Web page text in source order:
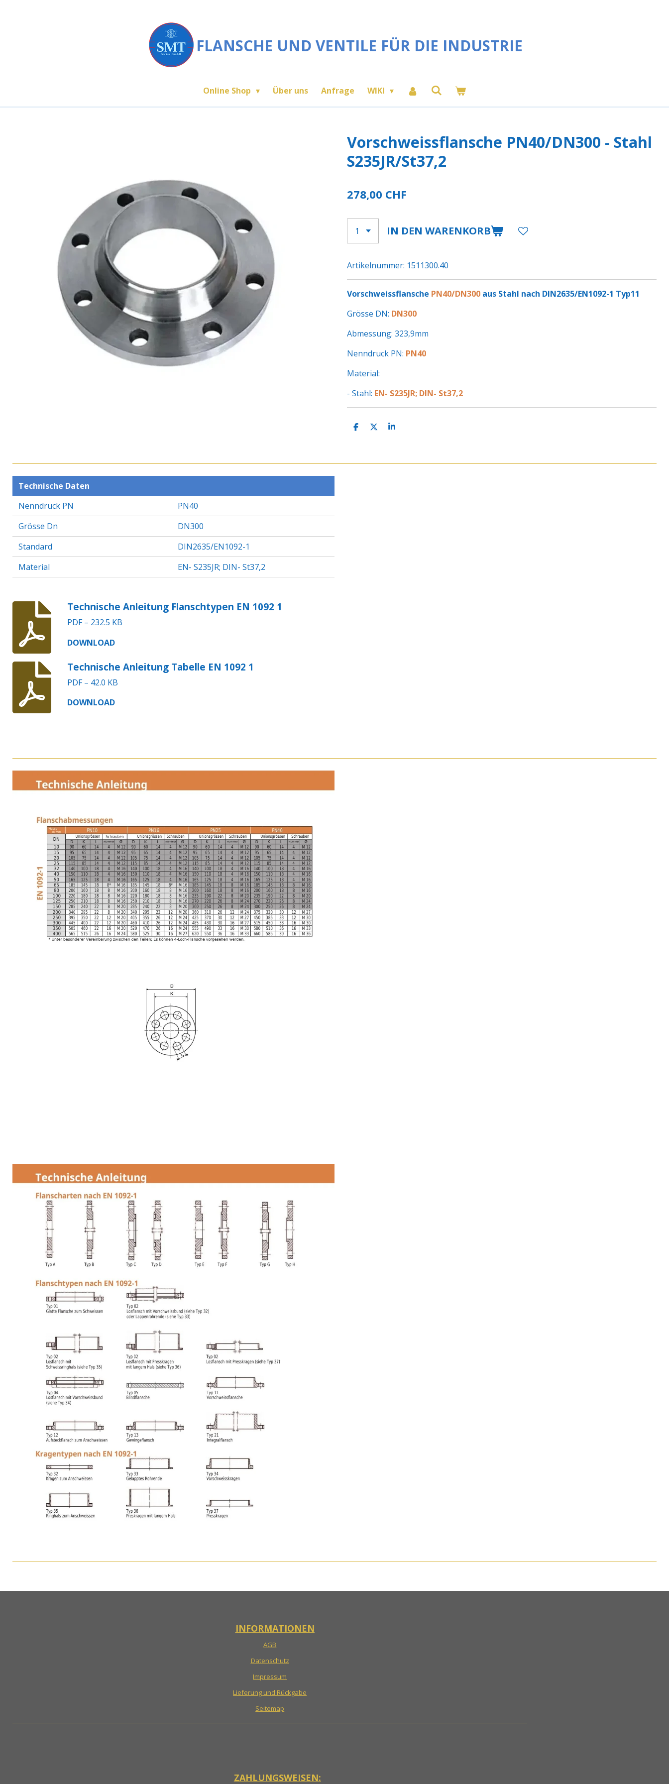
FLANSCHE UND VENTILE FÜR DIE INDUSTRIE
Online Shop Über uns Anfrage WIKI
Vorschweissflansche PN40/DN300 - Stahl
S235JR/St37,2
278,00 CHF
IN DEN WARENKORB
Artikelnummer: 1511300.40
Vorschweissflansche PN40/DN300 aus Stahl nach DIN2635/EN1092-1 Typ11
Grösse DN: DN300
Abmessung: 323,9mm
Nenndruck PN: PN40
Material:
- Stahl: EN- S235JR; DIN- St37,2
T
E
T
E
T
E
Technische Daten
Nenndruck PN
PN40
Grösse Dn
DN300
Standard
DIN2635/EN1092-1
Material
EN- S235JR; DIN- St37,2
Technische Anleitung Flanschtypen EN 1092 1
PDF – 232.5 KB
DOWNLOAD
Technische Anleitung Tabelle EN 1092 1
PDF – 42.0 KB
DOWNLOAD
INFORMATIONEN
AGB
Datenschutz
Impressum
Lieferung und Rückgabe
Seitemap
ZAHLUNGSWEISEN: